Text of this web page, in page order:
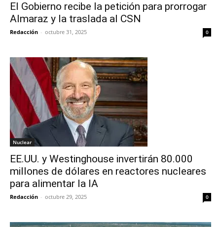
El Gobierno recibe la petición para prorrogar
Almaraz y la traslada al CSN
Redacción - octubre 31, 2025 0
Nuclear
EE.UU. y Westinghouse invertirán 80.000
millones de dólares en reactores nucleares
para alimentar la IA
Redacción - octubre 29, 2025 0